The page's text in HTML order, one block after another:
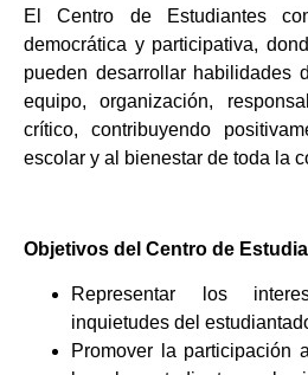
El Centro de Estudiantes
democrática y participativa,
pueden desarrollar habilidades
equipo, organización,
crítico, contribuyendo
escolar y al bienestar de toda la
Objetivos del Centro de
Representar los
inquietudes del
Promover la participación